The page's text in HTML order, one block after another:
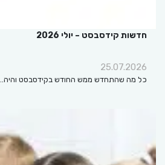
חדשות קידסבסט – יולי 2026
25.07.2026
כל מה שהתחדש ממש החודש בקידסבסט